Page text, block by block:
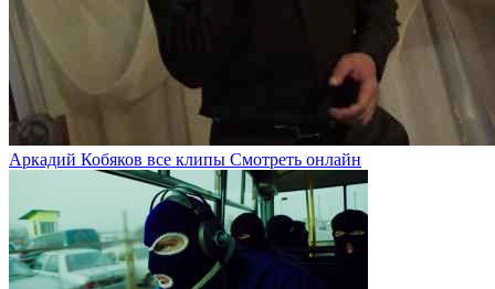
Аркадий Кобяков все клипы Смотреть онлайн